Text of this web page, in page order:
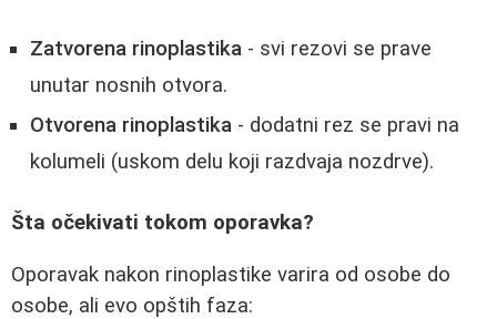
Zatvorena rinoplastika - svi rezovi se prave
unutar nosnih otvora.
Otvorena rinoplastika - dodatni rez se pravi na
kolumeli (uskom delu koji razdvaja nozdrve).
Šta očekivati tokom oporavka?
Oporavak nakon rinoplastike varira od osobe do
osobe, ali evo opštih faza: